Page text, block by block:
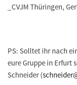
_CVJM Thüringen,
PS: Solltet ihr nach
eure Gruppe in Erfurt
Schneider (